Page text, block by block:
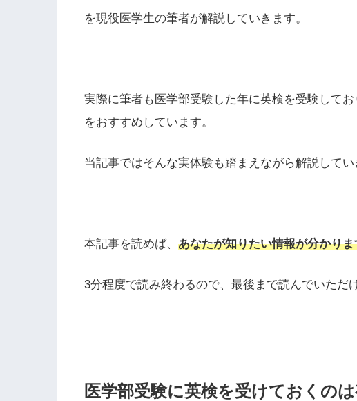
を現役医学生の筆者が解説していきます。
実際に筆者も医学部受験した年に英検を受験して
をおすすめしています。
当記事ではそんな実体験も踏まえながら解説してい
本記事を読めば、 あなたが知りたい情報が分かり
3分程度で読み終わるので、最後まで読んでいただ
医学部受験に英検を受けておくの